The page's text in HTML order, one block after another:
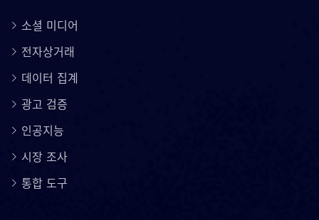
소셜 미디어
전자상거래
데이터 집계
광고 검증
인공지능
시장 조사
통합 도구